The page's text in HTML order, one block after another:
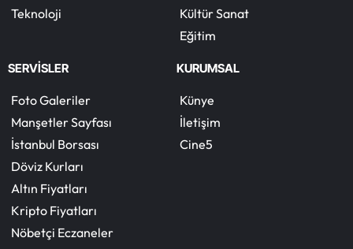
Teknoloji
Kültür Sanat
Eğitim
SERVİSLER
Foto Galeriler
Manşetler Sayfası
İstanbul Borsası
Döviz Kurları
Altın Fiyatları
Kripto Fiyatları
Nöbetçi Eczaneler
KURUMSAL
Künye
İletişim
Cine5